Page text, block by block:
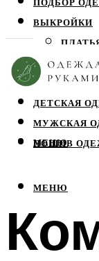
ПОДБОР
ВЫКРОЙКИ
ЮБКИ
БЛУЗЫ
ДЕТСКАЯ
МУЖСКАЯ
ПОШИВ
МЕНЮ
МЕНЮ